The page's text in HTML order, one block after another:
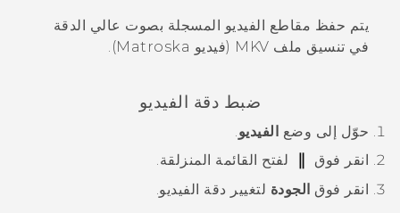
يتم حفظ مقاطع الفيديو المسجلة بصوت عالي الدقة
في تنسيق ملف MKV (فيديو Matroska).
ضبط دقة الفيديو
حوّل إلى وضع الفيديو
انقر فوق
لفتح القائمة المنزلقة.
انقر فوق الجودة لتغيير دقة الفيديو.